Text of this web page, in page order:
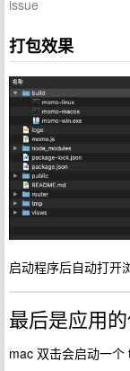
issue
打包效果
启动程序后自动打开
最后是应用
mac 双击会启动一个